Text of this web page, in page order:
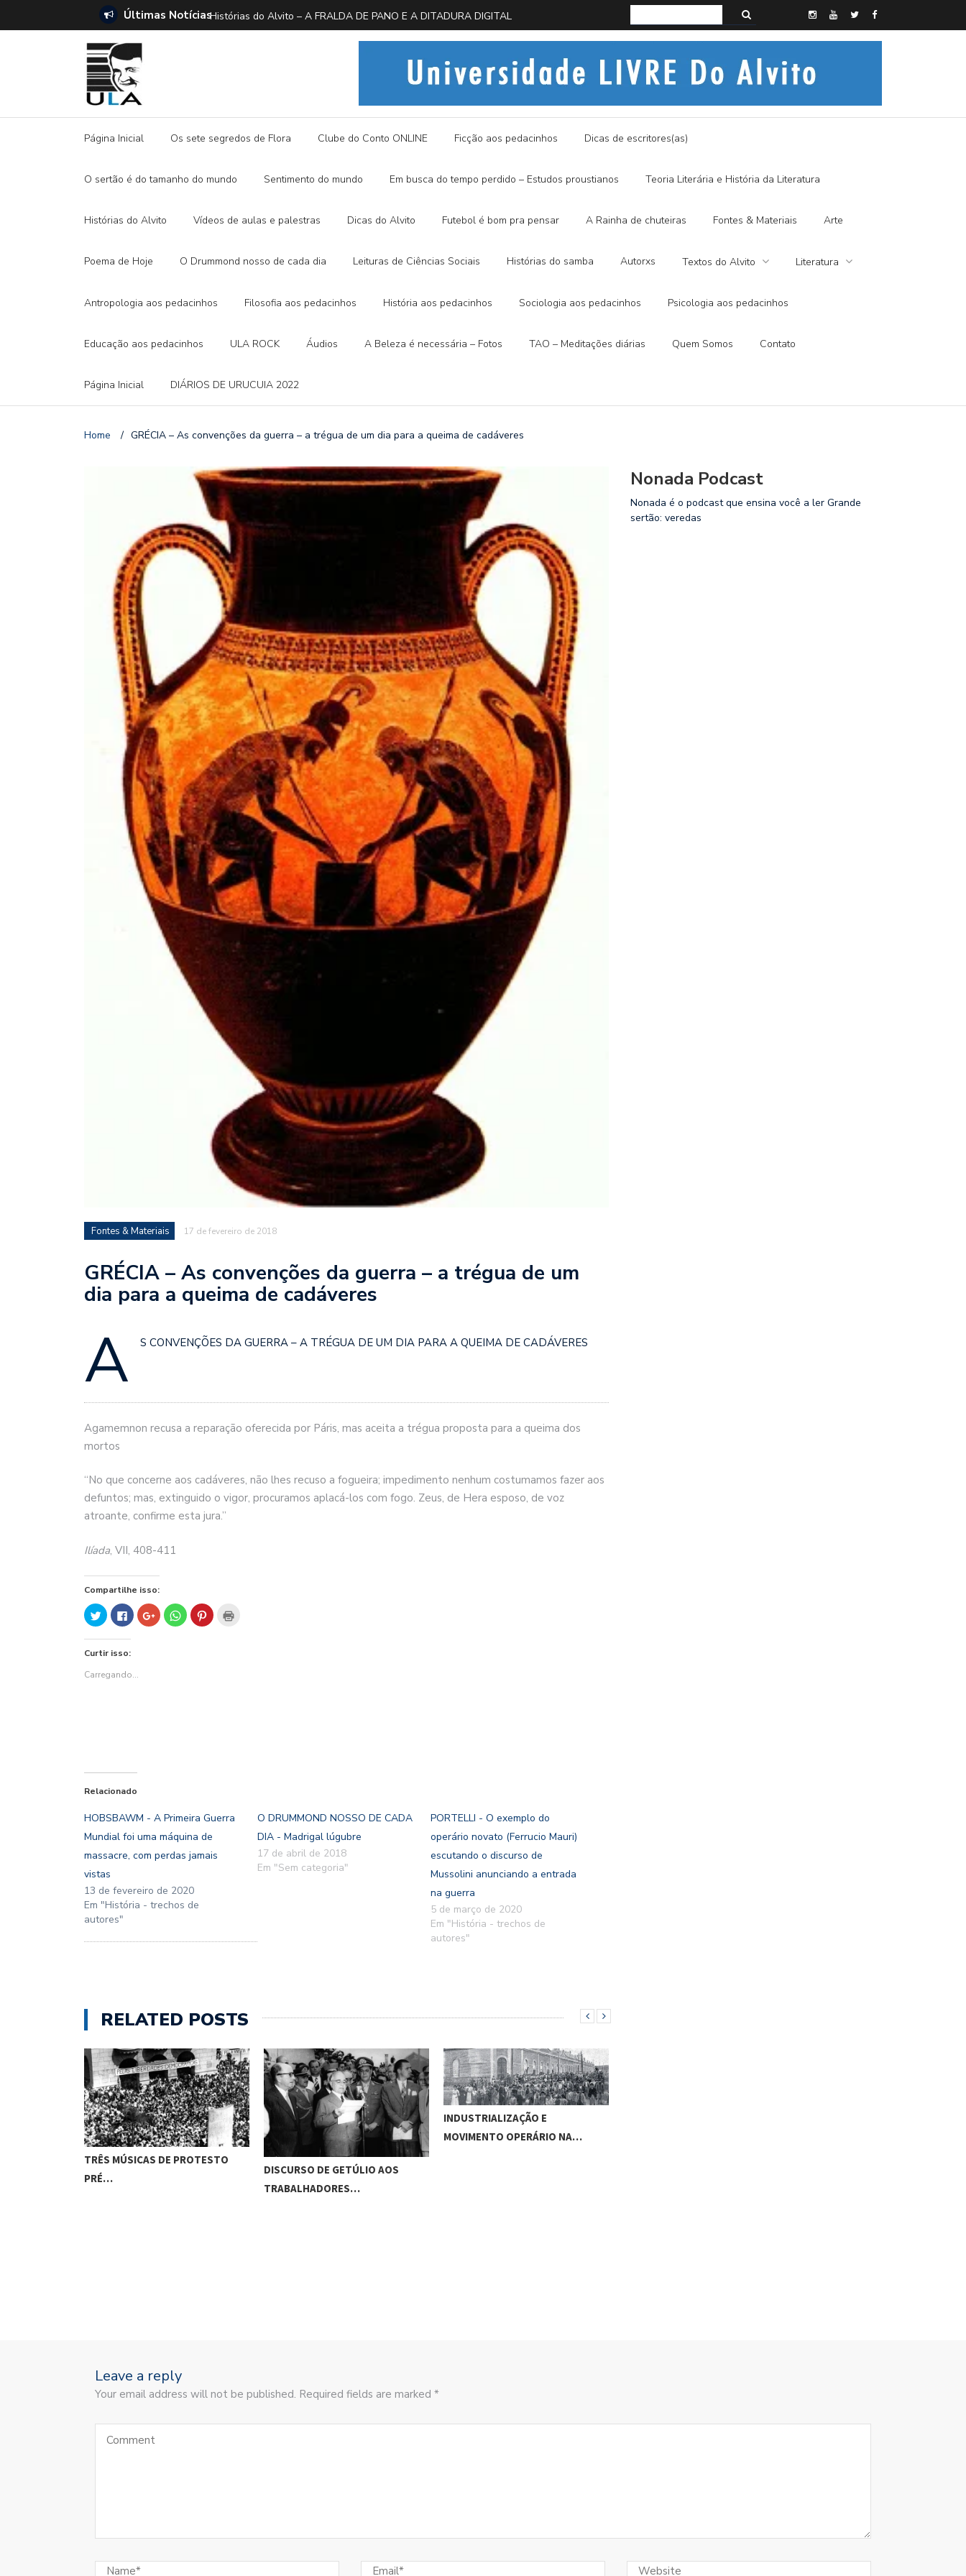
Últimas NotíciasHistórias do Alvito – A FRALDA DE PANO E A DITADURA DIGITAL Histórias do Alvito – EM BUSCA DA BORBOLETA AZUL
Página Inicial Os sete segredos de Flora Clube do Conto ONLINE Ficção aos pedacinhos Dicas de escritores(as)
O sertão é do tamanho do mundo Sentimento do mundo Em busca do tempo perdido – Estudos proustianos Teoria Literária e História da Literatura
Histórias do Alvito Vídeos de aulas e palestras Dicas do Alvito Futebol é bom pra pensar A Rainha de chuteiras Fontes & Materiais Arte
Poema de Hoje O Drummond nosso de cada dia Leituras de Ciências Sociais Histórias do samba Autorxs Textos do Alvito Literatura
Antropologia aos pedacinhos Filosofia aos pedacinhos História aos pedacinhos Sociologia aos pedacinhos Psicologia aos pedacinhos
Educação aos pedacinhos ULA ROCK Áudios A Beleza é necessária – Fotos TAO – Meditações diárias Quem Somos Contato
Página Inicial DIÁRIOS DE URUCUIA 2022
Home / GRÉCIA – As convenções da guerra – a trégua de um dia para a queima de cadáveres
Fontes & Materiais 17 de fevereiro de 2018
GRÉCIA – As convenções da guerra – a trégua de um
dia para a queima de cadáveres
A S CONVENÇÕES DA GUERRA – A TRÉGUA DE UM DIA PARA A QUEIMA DE CADÁVERES
Agamemnon recusa a reparação oferecida por Páris, mas aceita a trégua proposta para a queima dos
mortos
“No que concerne aos cadáveres, não lhes recuso a fogueira; impedimento nenhum costumamos fazer aos
defuntos; mas, extinguido o vigor, procuramos aplacá-los com fogo. Zeus, de Hera esposo, de voz
atroante, confirme esta jura.”
Ilíada, VII, 408-411
Compartilhe isso:
Clique
para
compartilhar
no
em
janela)
Clique
para
compartilhar
no
em
janela)
Compartilhe
no
Google+
Clique
para
compartilhar
Clique
para
Curtir isso:
Carregando...
Relacionado
HOBSBAWM - A Primeira Guerra
Mundial foi uma máquina de
massacre, com perdas jamais
vistas
13 de fevereiro de 2020
Em "História - trechos de
autores"
O DRUMMOND NOSSO DE CADA
DIA - Madrigal lúgubre
17 de abril de 2018
Em "Sem categoria"
PORTELLI - O exemplo do
operário novato (Ferrucio Mauri)
escutando o discurso de
Mussolini anunciando a entrada
na guerra
5 de março de 2020
Em "História - trechos de
autores"
RELATED POSTS
TRÊS MÚSICAS DE PROTESTO
PRÉ…
DISCURSO DE GETÚLIO AOS
TRABALHADORES…
INDUSTRIALIZAÇÃO E
MOVIMENTO OPERÁRIO NA…
Nonada Podcast
Nonada é o podcast que ensina você a ler Grande
sertão: veredas
Leave a reply
Your email address will not be published. Required fields are marked *